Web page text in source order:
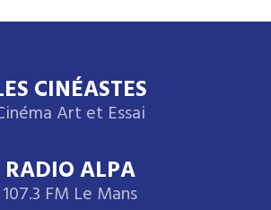
CINÉASTES
Art et Essai
RADIO ALPA
107.3 FM Le Mans